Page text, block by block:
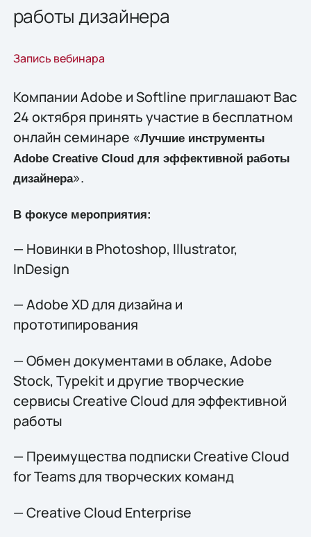
работы дизайнера
Запись вебинара
Компании Adobe и Softline приглашают Вас
24 октября принять участие в бесплатном
онлайн семинаре «Лучшие инструменты
Adobe Creative Cloud для эффективной работы
дизайнера».
В фокусе мероприятия:
— Новинки в Photoshop, Illustrator,
InDesign
— Adobe XD для дизайна и
прототипирования
— Обмен документами в облаке, Adobe
Stock, Typekit и другие творческие
сервисы Creative Cloud для эффективной
работы
— Преимущества подписки Creative Cloud
for Teams для творческих команд
— Creative Cloud Enterprise